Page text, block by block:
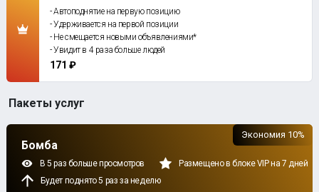
- Автоподнятие на первую позицию
- Удерживается на первой позиции
- Не смещается новыми объявлениями*
- Увидит в 4 раза больше людей
171 ₽
Пакеты услуг
Бомба
В 5 раз больше просмотров
Размещено в блоке VIP на 7 дней
Будет поднято 5 раз за неделю
Экономия 10%